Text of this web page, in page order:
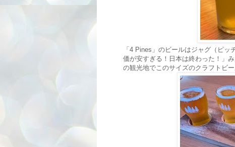
「4 Pines」のビールはジャグ（ピ
価が安すぎる！日本は終わった！」
の観光地でこのサイズのクラフトビ